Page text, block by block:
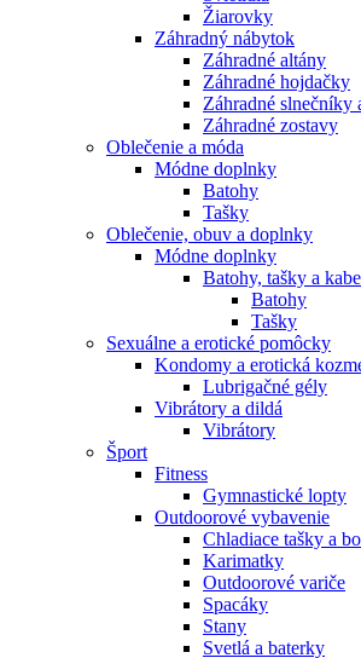
Žiarovky
Záhradný nábytok
Záhradné altány
Záhradné hojdačky
Záhradné slnečníky
Záhradné zostavy
Oblečenie a móda
Módne doplnky
Batohy
Tašky
Oblečenie, obuv a doplnky
Módne doplnky
Batohy, tašky a
Batohy
Tašky
Sexuálne a erotické pomôcky
Kondomy a erotická
Lubrigačné gély
Vibrátory a dildá
Vibrátory
Šport
Fitness
Gymnastické lopty
Outdoorové vybavenie
Chladiace tašky a
Karimatky
Outdoorové variče
Spacáky
Stany
Svetlá a baterky